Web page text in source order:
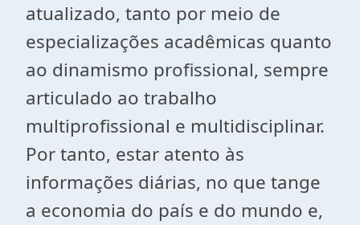
atualizado, tanto por meio de
especializações acadêmicas quanto
ao dinamismo profissional, sempre
articulado ao trabalho
multiprofissional e multidisciplinar.
Por tanto, estar atento às
informações diárias, no que tange
a economia do país e do mundo e,